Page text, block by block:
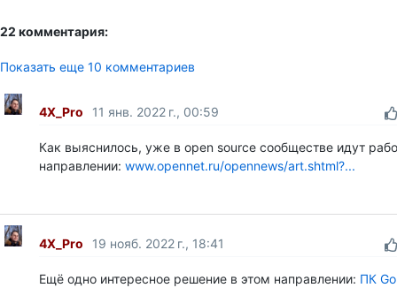
22 комментария:
Показать еще 10 комментариев
4X_Pro 11 янв. 2022 г., 00:59
Как выяснилось, уже в open source сообществе идут
направлении: www.opennet.ru/opennews/art.shtml?...
4X_Pro 19 нояб. 2022 г., 18:41
Ещё одно интересное решение в этом направлении: ПК